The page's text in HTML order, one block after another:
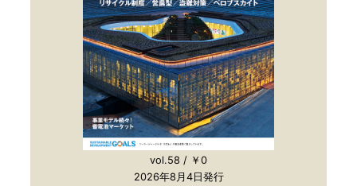
vol.58 / ￥0
2026年8月4日発行